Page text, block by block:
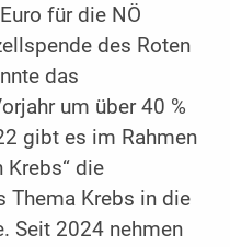
für die NÖ
des Roten
das
um über 40 %
gibt es im Rahmen
Krebs“ die
Thema Krebs in die
Seit 2024 nehmen